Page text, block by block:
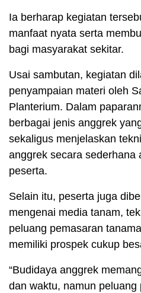
Ia berharap kegiatan
manfaat nyata serta
bagi masyarakat sekitar.
Usai sambutan, kegiatan
penyampaian materi oleh
Planterium. Dalam
berbagai jenis anggrek
sekaligus menjelaskan
anggrek secara sederhana
peserta.
Selain itu, peserta juga
mengenai media tanam,
peluang pemasaran
memiliki prospek cukup
“Budidaya anggrek
dan waktu, namun